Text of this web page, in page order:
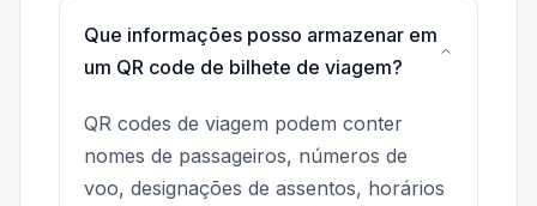
Que informações posso armazenar em
um QR code de bilhete de viagem?
QR codes de viagem podem conter
nomes de passageiros, números de
voo, designações de assentos, horários